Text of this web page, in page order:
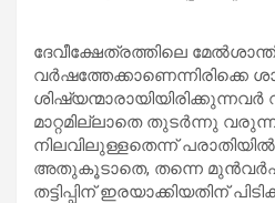
ദേവീക്ഷേത്രത്തിലെ
വര്‍ഷത്തേക്കാണെന്നിരിക്കെ
മാറ്റമില്ലാതെ തുടര്‍ന്നു
നിലവിലുള്ളതെന്ന് പരാതിയില്‍
അതുകൂടാതെ, തന്നെ
തട്ടിപ്പിന് ഇരയാക്കിയതിന്